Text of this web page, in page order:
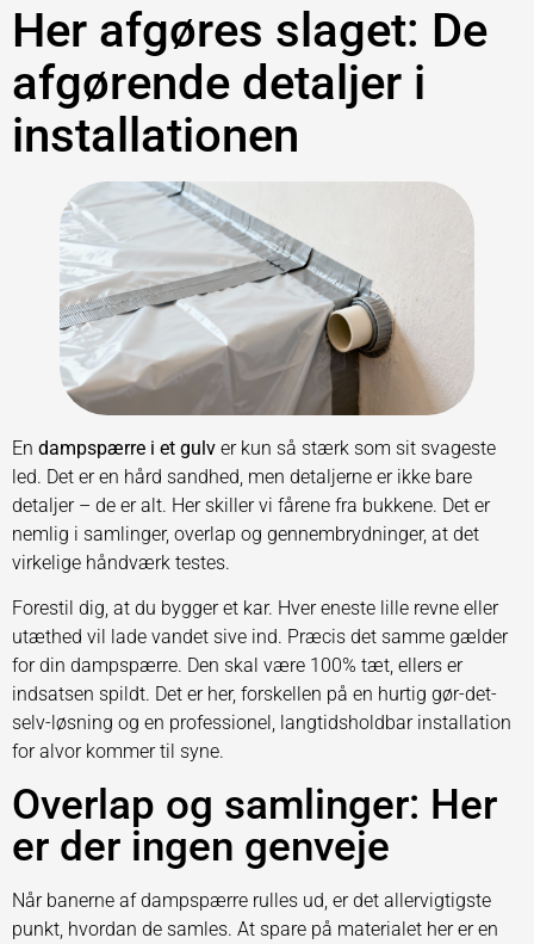
Her afgøres slaget: De
afgørende detaljer i
installationen
En dampspærre i et gulv er kun så stærk som sit svageste
led. Det er en hård sandhed, men detaljerne er ikke bare
detaljer – de er alt. Her skiller vi fårene fra bukkene. Det er
nemlig i samlinger, overlap og gennembrydninger, at det
virkelige håndværk testes.
Forestil dig, at du bygger et kar. Hver eneste lille revne eller
utæthed vil lade vandet sive ind. Præcis det samme gælder
for din dampspærre. Den skal være 100% tæt, ellers er
indsatsen spildt. Det er her, forskellen på en hurtig gør-det-
selv-løsning og en professionel, langtidsholdbar installation
for alvor kommer til syne.
Overlap og samlinger: Her
er der ingen genveje
Når banerne af dampspærre rulles ud, er det allervigtigste
punkt, hvordan de samles. At spare på materialet her er en